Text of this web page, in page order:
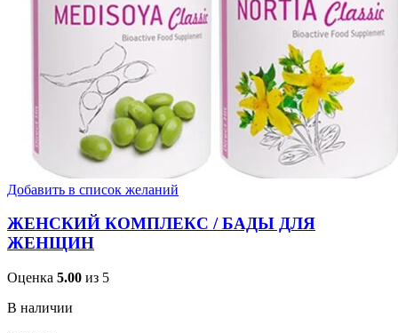
Добавить в список желаний
ЖЕНСКИЙ КОМПЛЕКС / БАДЫ ДЛЯ
ЖЕНЩИН
Оценка 5.00 из 5
В наличии